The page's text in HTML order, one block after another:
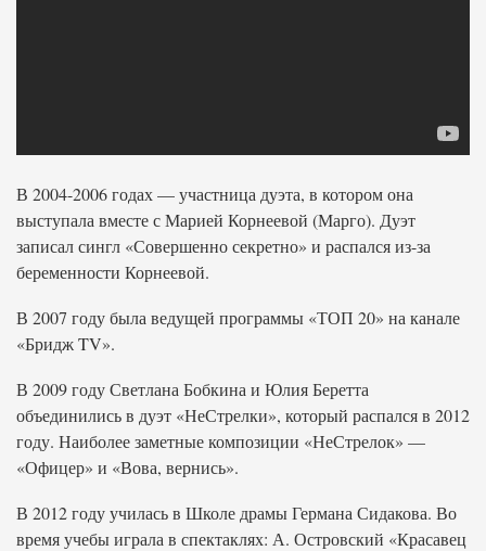
В 2004-2006 годах — участница дуэта, в котором она
выступала вместе с Марией Корнеевой (Марго). Дуэт
записал сингл «Совершенно секретно» и распался из-за
беременности Корнеевой.
В 2007 году была ведущей программы «ТОП 20» на канале
«Бридж TV».
В 2009 году Светлана Бобкина и Юлия Беретта
объединились в дуэт «НеСтрелки», который распался в 2012
году. Наиболее заметные композиции «НеСтрелок» —
«Офицер» и «Вова, вернись».
В 2012 году училась в Школе драмы Германа Сидакова. Во
время учебы играла в спектаклях: А. Островский «Красавец